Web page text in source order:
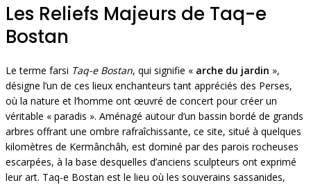
Les Reliefs Majeurs de Taq-e
Bostan
Le terme farsi Taq-e Bostan, qui signifie « arche du jardin »,
désigne l’un de ces lieux enchanteurs tant appréciés des Perses,
où la nature et l’homme ont œuvré de concert pour créer un
véritable « paradis ». Aménagé autour d’un bassin bordé de grands
arbres offrant une ombre rafraîchissante, ce site, situé à quelques
kilomètres de Kermânchâh, est dominé par des parois rocheuses
escarpées, à la base desquelles d’anciens sculpteurs ont exprimé
leur art. Taq-e Bostan est le lieu où les souverains sassanides,